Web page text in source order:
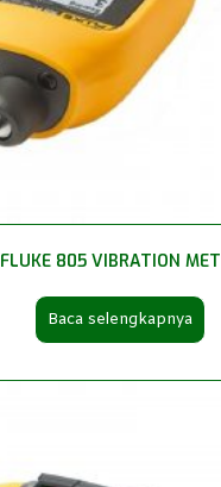
FLUKE 805 VIBRATION
Baca selengkapnya